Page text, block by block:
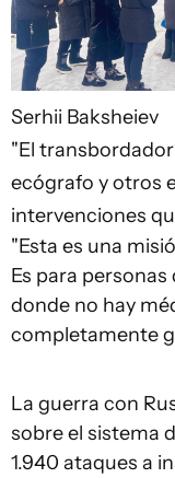
Serhii Baksheiev
"El
ecógrafo y otros
intervenciones
"Esta es una
Es para
donde no hay
completamente
La guerra con
sobre el sistema
1.940 ataques a